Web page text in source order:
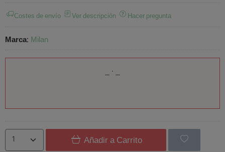
Costes de envío Ver descripción Hacer pregunta
Marca: Milan
Añadir a Carrito